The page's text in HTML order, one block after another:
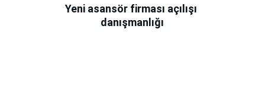
Yeni asansör firması açılışı
danışmanlığı